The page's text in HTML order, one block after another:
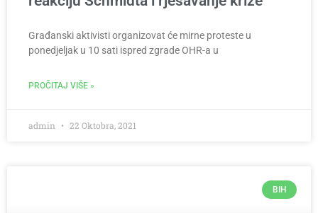
Građanski aktivisti organizovat će mirne proteste u
ponedjeljak u 10 sati ispred zgrade OHR-a u
PROČITAJ VIŠE »
admin 22 Oktobra, 2021
BIH